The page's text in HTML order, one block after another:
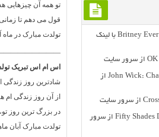
تو همه آن چیزهایی
قول می دهم تا
تولدت مبارک در ماه
اس ام اس تبریک
شادترین روز زندگی
از آن روز زندگی
در بزرگ ترین روز
تولدت مبارک آبان
دانلود رایگان مسنتد خارجی Britney Ever After 2017 با لینک
دانلود مستقیم فیلم خارجی John Wick: Chapter 2 2017 از
دانلود مستقیم فیلم خارجی Fifty Shades Darker 2017 از سرور